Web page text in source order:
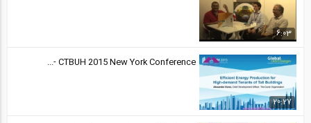
6:03
20:27
CTBUH 2015 New York Conference -...